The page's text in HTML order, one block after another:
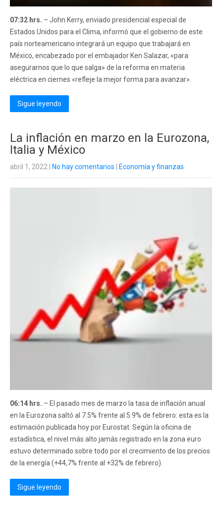
07:32 hrs. – John Kerry, enviado presidencial especial de
Estados Unidos para el Clima, informó que el gobierno de este
país norteamericano integrará un equipo que trabajará en
México, encabezado por el embajador Ken Salazar, «para
asegurarnos que lo que salga» de la reforma en materia
eléctrica en ciernes «refleje la mejor forma para avanzar».
Sigue leyendo
La inflación en marzo en la Eurozona,
Italia y México
abril 1, 2022 No hay comentarios Economía y finanzas
06:14 hrs. – El pasado mes de marzo la tasa de inflación anual
en la Eurozona saltó al 7.5% frente al 5.9% de febrero: esta es la
estimación publicada hoy por Eurostat. Según la oficina de
estadística, el nivel más alto jamás registrado en la zona euro
estuvo determinado sobre todo por el crecimiento de los precios
de la energía (+44,7% frente al +32% de febrero).
Sigue leyendo